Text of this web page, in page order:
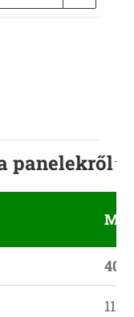
panelekről
Mv
40